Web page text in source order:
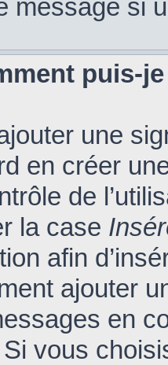
message si
puis-
une
en créer
de
la case
afin
ajouter
en
vous